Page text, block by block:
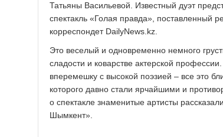
Татьяны Васильевой. Известный дуэт
спектакль «Голая правда»,
корреспондет DailyNews.kz.
Это веселый и одновременно немного
сладости и коварстве актерской
вперемешку с высокой поэзией – все это
которого давно стали ярчайшими и
о спектакле знаменитые артисты
Шымкент».